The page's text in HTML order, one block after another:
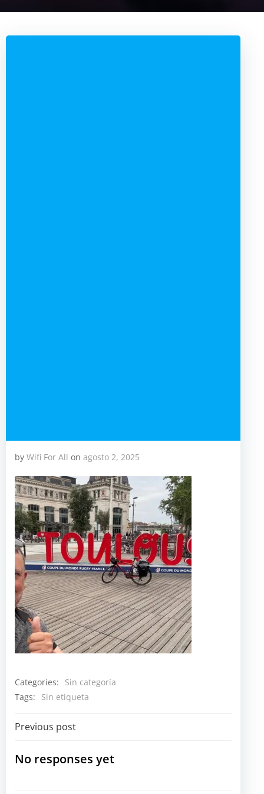
by Wifi For All on agosto 2, 2025
Categories:
Sin categoría
Tags:
Sin etiqueta
Navegación
por
Previous post
No responses yet